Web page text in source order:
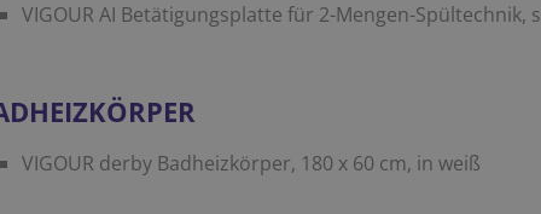
VIGOUR AI Betätigungsplatte für 2-Mengen-Spültechnik,
VIGOUR derby Badheizkörper, 180 x 60 cm, in weiß